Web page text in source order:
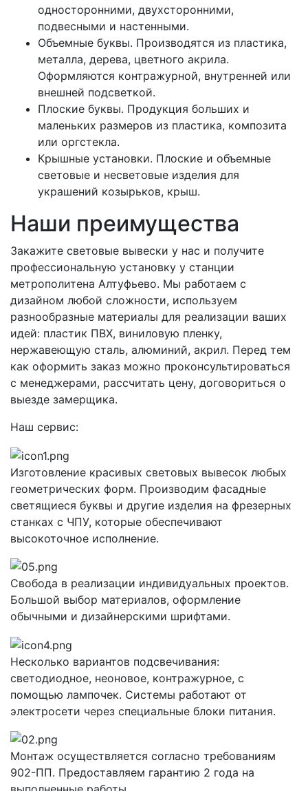
односторонними, двухсторонними,
подвесными и настенными.
Объемные буквы. Производятся из пластика,
металла, дерева, цветного акрила.
Оформляются контражурной, внутренней или
внешней подсветкой.
Плоские буквы. Продукция больших и
маленьких размеров из пластика, композита
или оргстекла.
Крышные установки. Плоские и объемные
световые и несветовые изделия для
украшений козырьков, крыш.
Наши преимущества
Закажите световые вывески у нас и получите
профессиональную установку у станции
метрополитена Алтуфьево. Мы работаем с
дизайном любой сложности, используем
разнообразные материалы для реализации ваших
идей: пластик ПВХ, виниловую пленку,
нержавеющую сталь, алюминий, акрил. Перед тем
как оформить заказ можно проконсультироваться
с менеджерами, рассчитать цену, договориться о
выезде замерщика.
Наш сервис:
Изготовление красивых световых вывесок любых
геометрических форм. Производим фасадные
светящиеся буквы и другие изделия на фрезерных
станках с ЧПУ, которые обеспечивают
высокоточное исполнение.
Свобода в реализации индивидуальных проектов.
Большой выбор материалов, оформление
обычными и дизайнерскими шрифтами.
Несколько вариантов подсвечивания:
светодиодное, неоновое, контражурное, с
помощью лампочек. Системы работают от
электросети через специальные блоки питания.
Монтаж осуществляется согласно требованиям
902-ПП. Предоставляем гарантию 2 года на